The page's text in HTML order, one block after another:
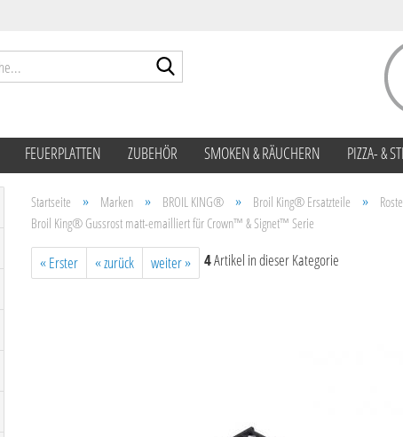
FEUERPLATTEN ZUBEHÖR SMOKEN & RÄUCHERN PIZZA- &
Startseite » Marken » BROIL KING® » Broil King® Ersatzteile » Roste
Broil King® Gussrost matt-emailliert für Crown™ & Signet™ Serie
« Erster « zurück weiter » 4Artikel in dieser Kategorie